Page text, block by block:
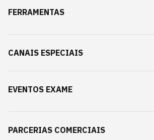
FERRAMENTAS
CANAIS ESPECIAIS
EVENTOS EXAME
PARCERIAS COMERCIAIS